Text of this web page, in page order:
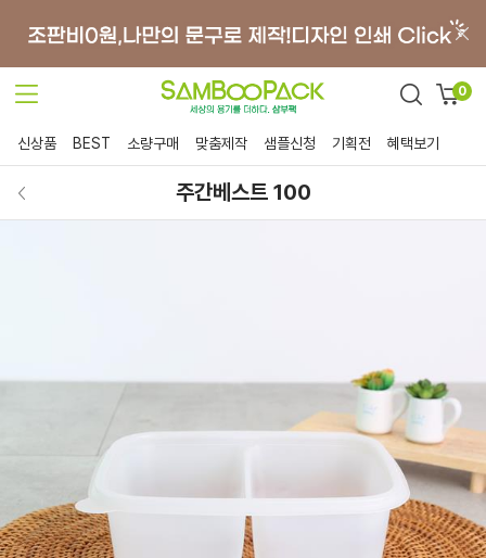
0
신상품 BEST 소량구매 맞춤제작 샘플신청 기획전 혜택보기
주간베스트 100